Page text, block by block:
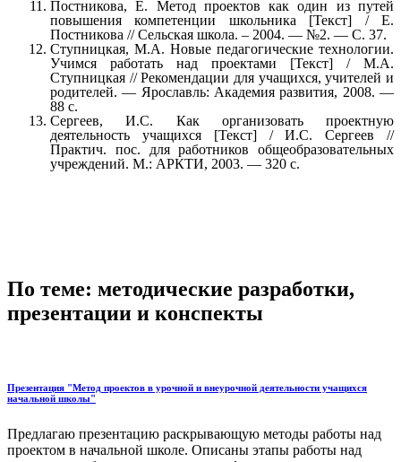
Постникова, Е. Метод проектов как один из путей
повышения компетенции школьника [Текст] / Е.
Постникова // Сельская школа. – 2004. — №2. — С. 37.
Ступницкая, М.А. Новые педагогические технологии.
Учимся работать над проектами [Текст] / М.А.
Ступницкая // Рекомендации для учащихся, учителей и
родителей. — Ярославль: Академия развития, 2008. —
88 с.
Сергеев, И.С. Как организовать проектную
деятельность учащихся [Текст] / И.С. Сергеев //
Практич. пос. для работников общеобразовательных
учреждений. М.: АРКТИ, 2003. — 320 с.
По теме: методические разработки,
презентации и конспекты
Презентация "Метод проектов в урочной и внеурочной деятельности учащихся
начальной школы"
Предлагаю презентацию раскрывающую методы работы над
проектом в начальной школе. Описаны этапы работы над